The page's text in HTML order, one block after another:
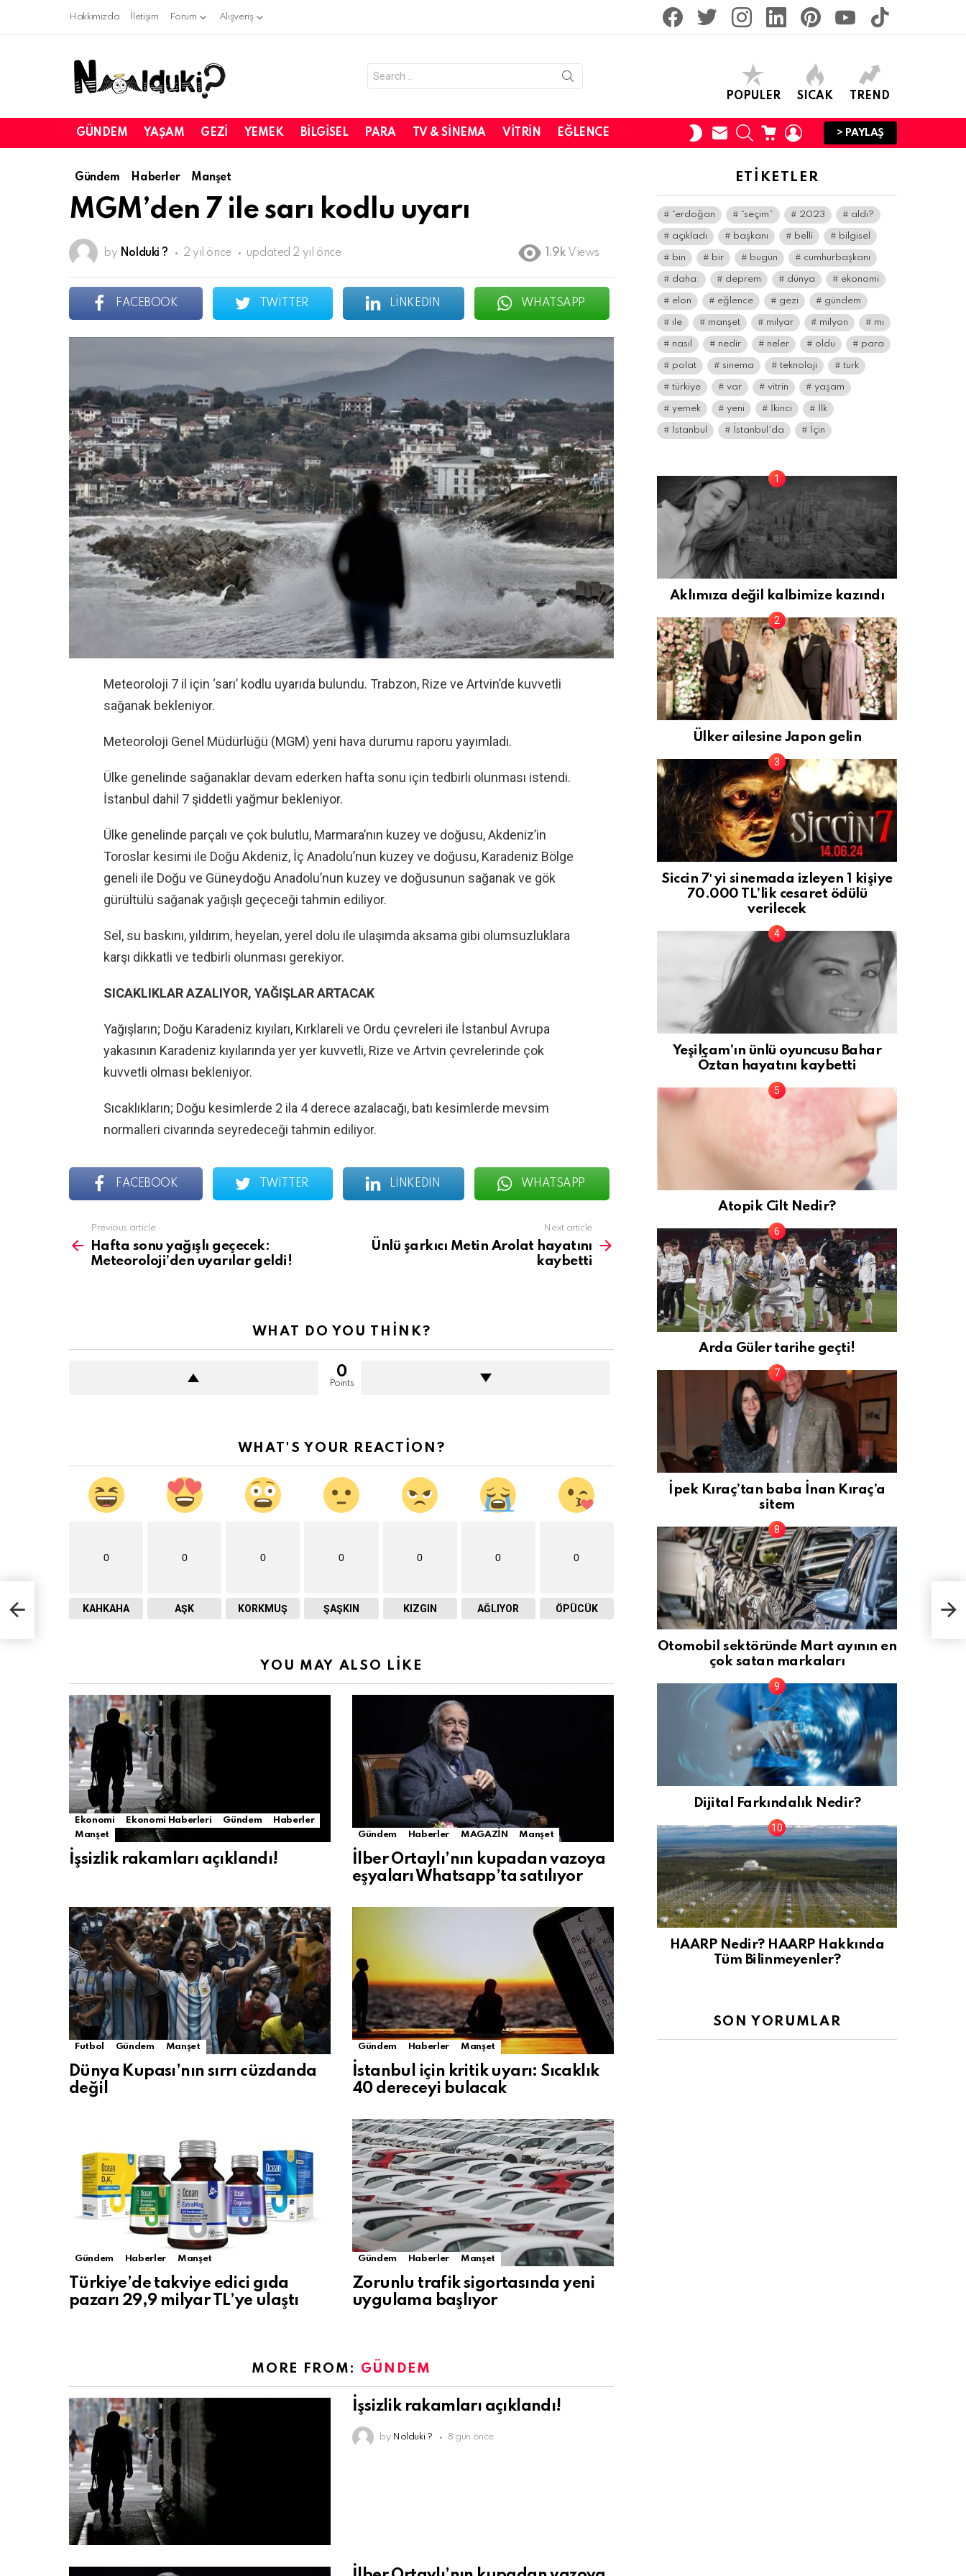
Hakkımızda İletişim Forum Alışveriş
for:
POPULER SICAK TREND
GÜNDEM YAŞAM GEZI YEMEK BILGISEL PARA TV & SINEMA VITRIN EĞLENCE
SWITCH
SKIN
SUBSCRIBE
SEARCHCART LOGIN
> PAYLAŞ
Gündem Haberler Manşet
MGM’den 7 ile sarı kodlu uyarı
by Nolduki ? 2 yıl önce updated 2 yıl önce 1.9k Views
FACEBOOK TWITTER LINKEDIN WHATSAPP
Meteoroloji 7 il için ‘sarı’ kodlu uyarıda bulundu. Trabzon, Rize ve Artvin’de kuvvetli
sağanak bekleniyor.
Meteoroloji Genel Müdürlüğü (MGM) yeni hava durumu raporu yayımladı.
Ülke genelinde sağanaklar devam ederken hafta sonu için tedbirli olunması istendi.
İstanbul dahil 7 şiddetli yağmur bekleniyor.
Ülke genelinde parçalı ve çok bulutlu, Marmara’nın kuzey ve doğusu, Akdeniz’in
Toroslar kesimi ile Doğu Akdeniz, İç Anadolu’nun kuzey ve doğusu, Karadeniz Bölge
geneli ile Doğu ve Güneydoğu Anadolu’nun kuzey ve doğusunun sağanak ve gök
gürültülü sağanak yağışlı geçeceği tahmin ediliyor.
Sel, su baskını, yıldırım, heyelan, yerel dolu ile ulaşımda aksama gibi olumsuzluklara
karşı dikkatli ve tedbirli olunması gerekiyor.
SICAKLIKLAR AZALIYOR, YAĞIŞLAR ARTACAK
Yağışların; Doğu Karadeniz kıyıları, Kırklareli ve Ordu çevreleri ile İstanbul Avrupa
yakasının Karadeniz kıyılarında yer yer kuvvetli, Rize ve Artvin çevrelerinde çok
kuvvetli olması bekleniyor.
Sıcaklıkların; Doğu kesimlerde 2 ila 4 derece azalacağı, batı kesimlerde mevsim
normalleri civarında seyredeceği tahmin ediliyor.
FACEBOOK TWITTER LINKEDIN WHATSAPP
more
Previous article
Hafta sonu yağışlı geçecek:
Meteoroloji’den uyarılar geldi!
Next article
Ünlü şarkıcı Metin Arolat hayatını
kaybetti
WHAT DO YOU THINK?
0
Points
WHAT'S YOUR REACTION?
0
KAHKAHA
0
AŞK
0
KORKMUŞ
0
ŞAŞKIN
0
KIZGIN
0
AĞLIYOR
0
ÖPÜCÜK
YOU MAY ALSO LIKE
Ekonomi Ekonomi Haberleri Gündem
Haberler
Manşet
İşsizlik rakamları açıklandı!
Gündem Haberler MAGAZİN Manşet
İlber Ortaylı’nın kupadan vazoya
eşyaları Whatsapp’ta satılıyor
Futbol Gündem Manşet
Dünya Kupası’nın sırrı cüzdanda
değil
Gündem Haberler Manşet
İstanbul için kritik uyarı: Sıcaklık
40 dereceyi bulacak
Gündem Haberler Manşet
Türkiye’de takviye edici gıda
pazarı 29,9 milyar TL’ye ulaştı
Gündem Haberler Manşet
Zorunlu trafik sigortasında yeni
uygulama başlıyor
MORE FROM: GÜNDEM
İşsizlik rakamları açıklandı!
by Nolduki ? 8 gün önce
ETIKETLER
“erdoğan “seçim” 2023 aldı?
açıkladı başkanı belli bilgisel
bin bir bugün cumhurbaşkanı
daha: deprem dünya ekonomi
elon eğlence gezi gündem
ile manşet milyar milyon mı
nasıl nedir neler oldu para
polat sinema teknoloji türk
türkiye var vitrin yaşam
yemek yeni İkinci İlk
İstanbul İstanbul’da İçin
Aklımıza değil kalbimize kazındı
Ülker ailesine Japon gelin
Siccin 7′ yi sinemada izleyen 1 kişiye
70.000 TL’lik cesaret ödülü
verilecek
Yeşilçam’ın ünlü oyuncusu Bahar
Öztan hayatını kaybetti
Atopik Cilt Nedir?
Arda Güler tarihe geçti!
İpek Kıraç’tan baba İnan Kıraç’a
sitem
Otomobil sektöründe Mart ayının en
çok satan markaları
Dijital Farkındalık Nedir?
HAARP Nedir? HAARP Hakkında
Tüm Bilinmeyenler?
SON YORUMLAR